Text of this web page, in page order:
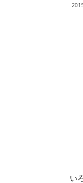
い